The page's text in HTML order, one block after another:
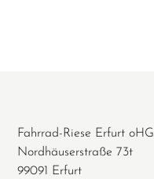
Fahrrad-Riese Erfurt oHG
Nordhäuserstraße 73t
99091 Erfurt